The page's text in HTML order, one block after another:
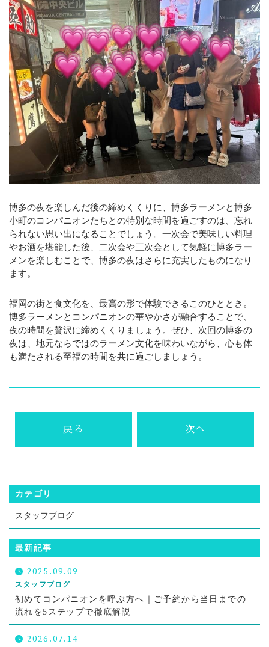
博多の夜を楽しんだ後の締めくくりに、博多ラーメンと博多
小町のコンパニオンたちとの特別な時間を過ごすのは、忘れ
られない思い出になることでしょう。一次会で美味しい料理
やお酒を堪能した後、二次会や三次会として気軽に博多ラー
メンを楽しむことで、博多の夜はさらに充実したものになり
ます。
福岡の街と食文化を、最高の形で体験できるこのひととき。
博多ラーメンとコンパニオンの華やかさが融合することで、
夜の時間を贅沢に締めくくりましょう。ぜひ、次回の博多の
夜は、地元ならではのラーメン文化を味わいながら、心も体
も満たされる至福の時間を共に過ごしましょう。
戻る 次へ
カテゴリ
スタッフブログ
最新記事
2025.09.09
スタッフブログ
初めてコンパニオンを呼ぶ方へ｜ご予約から当日までの
流れを5ステップで徹底解説
2026.07.14